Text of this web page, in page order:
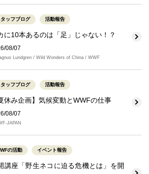
タッフブログ 活動報告
に10本あるのは「足」じゃない！？
08/07
Lundgren / Wild Wonders of China / WWF
タッフブログ 活動報告
休み企画】気候変動とWWFの仕事
08/07
JAPAN
の活動 イベント報告
講座「野生ネコに迫る危機とは」を開